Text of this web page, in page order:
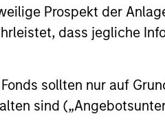
Prospekt der
dass jegliche
sollten nur auf
sind
out.